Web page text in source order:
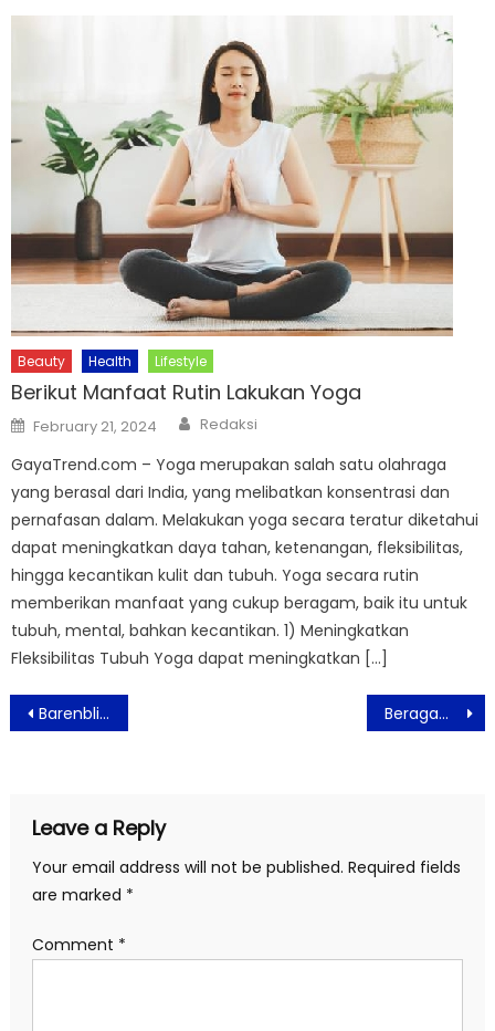
Beauty Health Lifestyle
Berikut Manfaat Rutin Lakukan Yoga
Posted
on
February 21, 2024 Author
Redaksi
GayaTrend.com – Yoga merupakan salah satu olahraga
yang berasal dari India, yang melibatkan konsentrasi dan
pernafasan dalam. Melakukan yoga secara teratur diketahui
dapat meningkatkan daya tahan, ketenangan, fleksibilitas,
hingga kecantikan kulit dan tubuh. Yoga secara rutin
memberikan manfaat yang cukup beragam, baik itu untuk
tubuh, mental, bahkan kecantikan. 1) Meningkatkan
Fleksibilitas Tubuh Yoga dapat meningkatkan […]
Post
navigation
Barenbliss Cherry Makes Cheerful Lip Velvet Hadirkan Pilihan Warna Lipstick Untuk Segala Umur Beragam Manfaat Minyak Zaitun Untuk Kesehatan dan Kecantikan
Leave a Reply
Your email address will not be published. Required fields
are marked *
Comment *